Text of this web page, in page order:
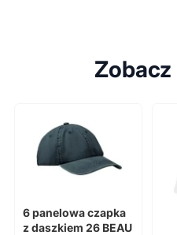
6 panelowa czapka
z daszkiem 26 BEAU